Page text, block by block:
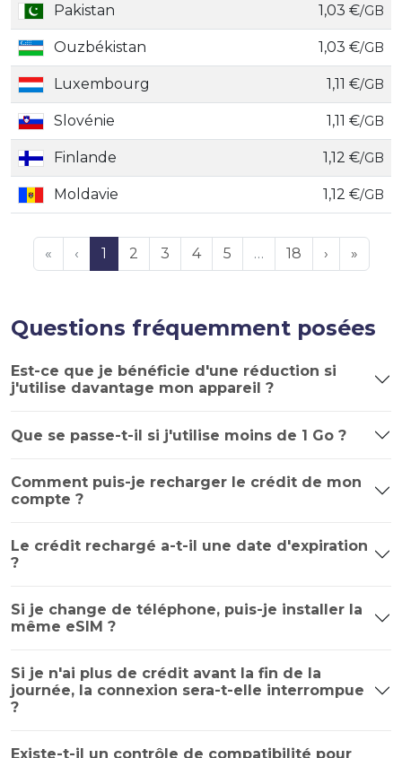
Pakistan 1,03 €/GB
Ouzbékistan 1,03 €/GB
Luxembourg 1,11 €/GB
Slovénie 1,11 €/GB
Finlande 1,12 €/GB
Moldavie 1,12 €/GB
« ‹ 1 2 3 4 5 … 18 › »
Questions fréquemment posées
Est-ce que je bénéficie d'une réduction si
j'utilise davantage mon appareil ?
Que se passe-t-il si j'utilise moins de 1 Go ?
Comment puis-je recharger le crédit de mon
compte ?
Le crédit rechargé a-t-il une date d'expiration
?
Si je change de téléphone, puis-je installer la
même eSIM ?
Si je n'ai plus de crédit avant la fin de la
journée, la connexion sera-t-elle interrompue
?
Existe-t-il un contrôle de compatibilité pour